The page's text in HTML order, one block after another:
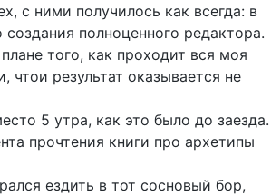
с ними получилось как всегда: в
полноценного редактора.
того, как проходит вся моя
результат оказывается не
5 утра, как это было до заезда.
прочтения книги про архетипы
ездить в тот сосновый бор,